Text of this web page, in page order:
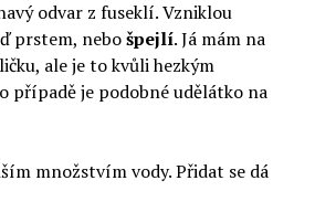
odvar z fuseklí. Vzniklou
prstem, nebošpejlí. Já mám na
ale je to kvůli hezkým
případě je podobné udělátko na
množstvím vody. Přidat se dá